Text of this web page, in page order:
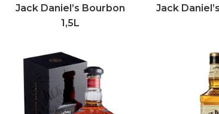
Jack Daniel’s Bourbon
1,5L
Jack